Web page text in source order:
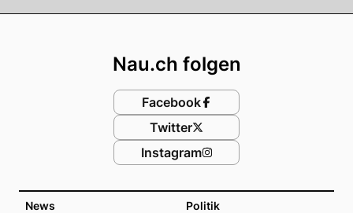
News Politik
Nau.ch folgen
Facebook
Twitter
Instagram